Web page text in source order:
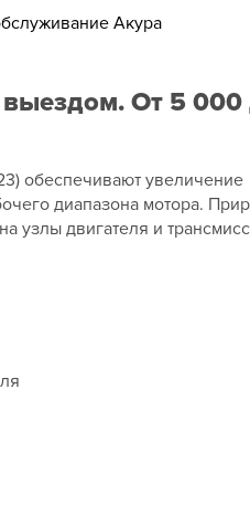
Акура
выездом. От 5 000
обеспечивают увеличение
диапазона мотора.
узлы двигателя и